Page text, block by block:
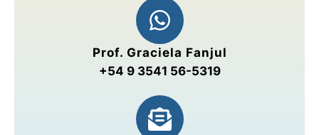
Prof. Graciela Fanjul
+54 9 3541 56-5319